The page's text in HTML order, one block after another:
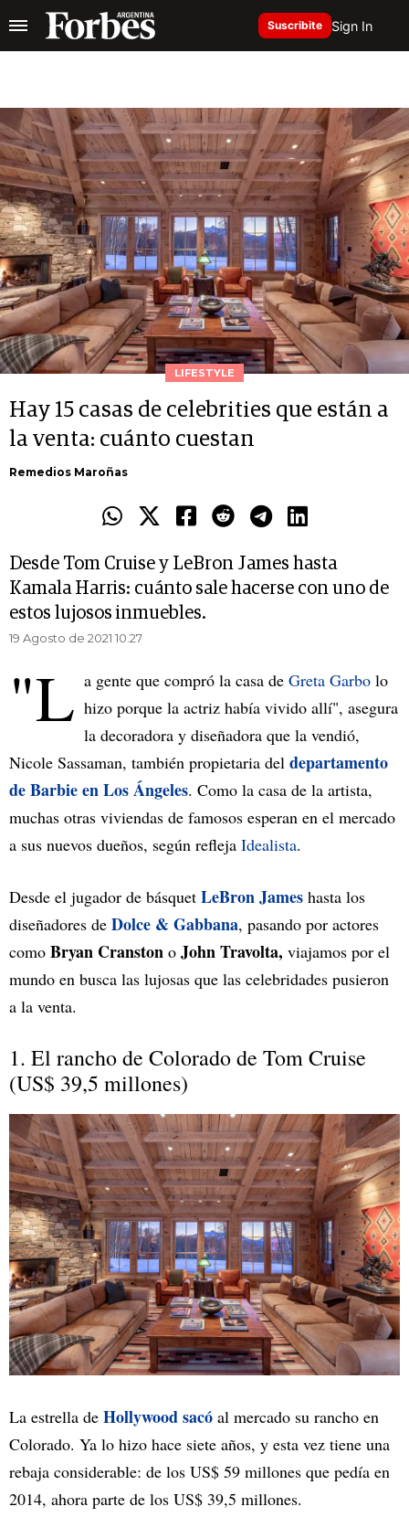
Suscribite Sign In
LIFESTYLE
Hay 15 casas de celebrities que están a
la venta: cuánto cuestan
Remedios Maroñas
Desde Tom Cruise y LeBron James hasta
Kamala Harris: cuánto sale hacerse con uno de
estos lujosos inmuebles.
19 Agosto de 2021 10.27
"L a gente que compró la casa de Greta Garbo lo
hizo porque la actriz había vivido allí", asegura
la decoradora y diseñadora que la vendió,
Nicole Sassaman, también propietaria del departamento
de Barbie en Los Ángeles. Como la casa de la artista,
muchas otras viviendas de famosos esperan en el mercado
a sus nuevos dueños, según refleja Idealista.
Desde el jugador de básquet LeBron James hasta los
diseñadores de Dolce & Gabbana, pasando por actores
como Bryan Cranston o John Travolta, viajamos por el
mundo en busca las lujosas que las celebridades pusieron
a la venta.
1. El rancho de Colorado de Tom Cruise
(US$ 39,5 millones)
La estrella de Hollywood sacó al mercado su rancho en
Colorado. Ya lo hizo hace siete años, y esta vez tiene una
rebaja considerable: de los US$ 59 millones que pedía en
2014, ahora parte de los US$ 39,5 millones.